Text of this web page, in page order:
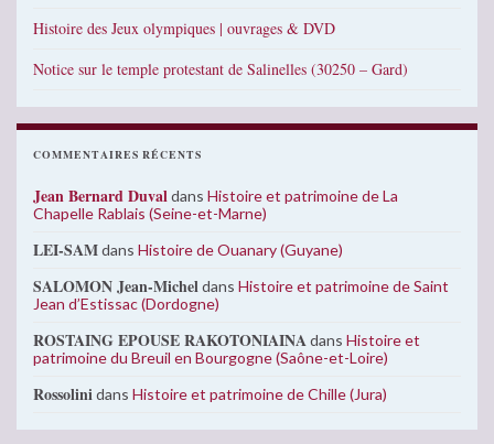
Histoire des Jeux olympiques | ouvrages & DVD
Notice sur le temple protestant de Salinelles (30250 – Gard)
COMMENTAIRES RÉCENTS
Jean Bernard Duvaldans Histoire et patrimoine de La
Chapelle Rablais (Seine-et-Marne)
LEI-SAMdans Histoire de Ouanary (Guyane)
SALOMON Jean-Micheldans Histoire et patrimoine de Saint
Jean d’Estissac (Dordogne)
ROSTAING EPOUSE RAKOTONIAINAdans Histoire et
patrimoine du Breuil en Bourgogne (Saône-et-Loire)
Rossolinidans Histoire et patrimoine de Chille (Jura)